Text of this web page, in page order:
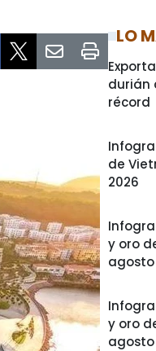
LO
durián
récord
de
2026
y oro
agosto
y oro
agosto